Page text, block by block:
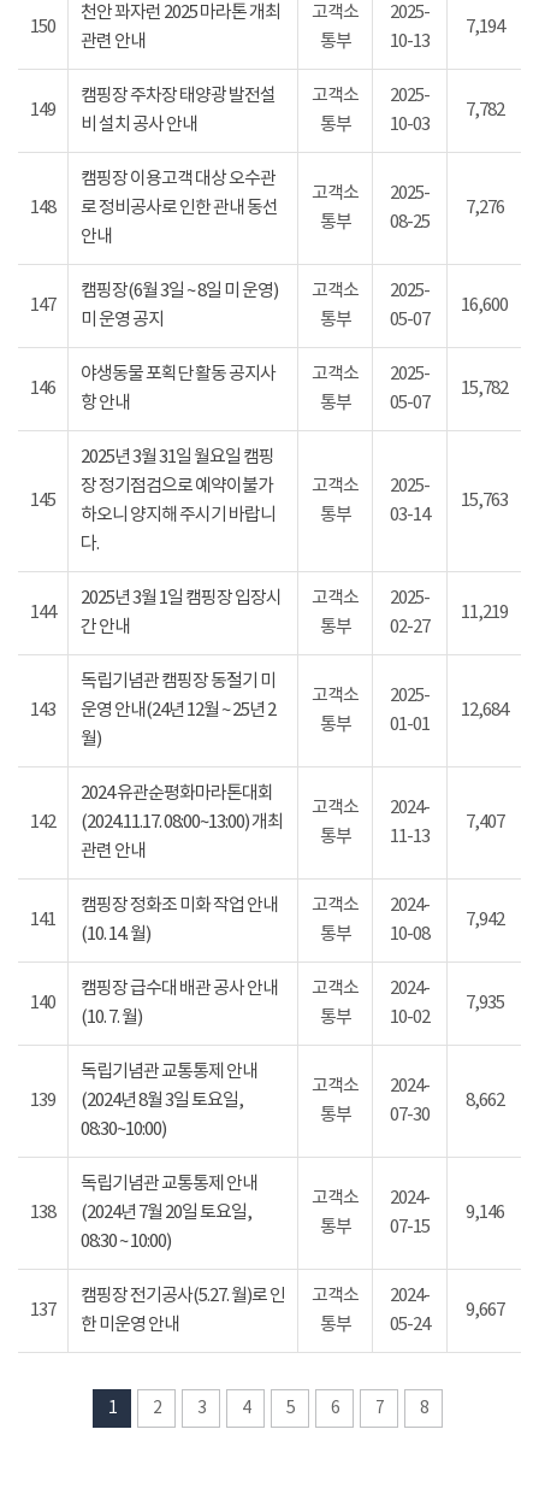
150
천안 꽈자런 2025 마라톤 개최
관련 안내
고객소
통부
2025-
10-13
7,194
149
캠핑장 주차장 태양광 발전설
비 설치 공사 안내
고객소
통부
2025-
10-03
7,782
148
캠핑장 이용고객 대상 오수관
로 정비공사로 인한 관내 동선
안내
고객소
통부
2025-
08-25
7,276
147
캠핑장(6월 3일 ~ 8일 미 운영)
미 운영 공지
고객소
통부
2025-
05-07
16,600
146
야생동물 포획단 활동 공지사
항 안내
고객소
통부
2025-
05-07
15,782
145
2025년 3월 31일 월요일 캠핑
장 정기점검으로 예약이불가
하오니 양지해 주시기 바랍니
다.
고객소
통부
2025-
03-14
15,763
144
2025년 3월 1일 캠핑장 입장시
간 안내
고객소
통부
2025-
02-27
11,219
143
독립기념관 캠핑장 동절기 미
운영 안내(24년 12월 ~ 25년 2
월)
고객소
통부
2025-
01-01
12,684
142
2024 유관순평화마라톤대회
(2024.11.17. 08:00~13:00) 개최
관련 안내
고객소
통부
2024-
11-13
7,407
141
캠핑장 정화조 미화 작업 안내
(10. 14. 월)
고객소
통부
2024-
10-08
7,942
140
캠핑장 급수대 배관 공사 안내
(10. 7. 월)
고객소
통부
2024-
10-02
7,935
139
독립기념관 교통통제 안내
(2024년 8월 3일 토요일,
08:30~10:00)
고객소
통부
2024-
07-30
8,662
138
독립기념관 교통통제 안내
(2024년 7월 20일 토요일,
08:30 ~ 10:00)
고객소
통부
2024-
07-15
9,146
137
캠핑장 전기공사(5.27. 월)로 인
한 미운영 안내
고객소
통부
2024-
05-24
9,667
1 2 3 4 5 6 7 8